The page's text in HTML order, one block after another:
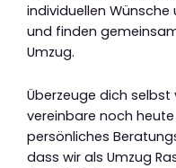
individuellen
und finden
Umzug.
Überzeuge dich
vereinbare noch
persönliches
dass wir als Umzug